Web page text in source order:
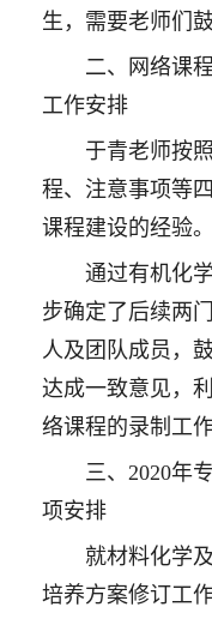
生，需要老师们
二、网络课
工作安排
于青老师按
程、注意事项等
课程建设的经验。
通过有机化
步确定了后续两
人及团队成员，
达成一致意见，
络课程的录制工
三、2020年
项安排
就材料化学
培养方案修订工